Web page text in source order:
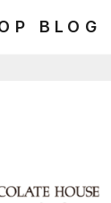
BLOG